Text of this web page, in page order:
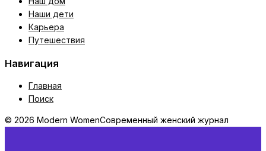
Наши дети
Карьера
Путешествия
Навигация
Главная
Поиск
© 2026 Modern WomenСовременный женский журнал